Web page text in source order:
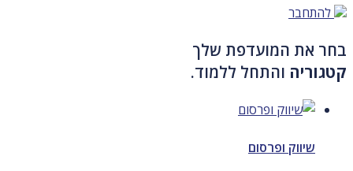
להתחבר
בחר את המועדפת שלך
קטגוריה והתחל ללמוד.
שיווק ופרסום